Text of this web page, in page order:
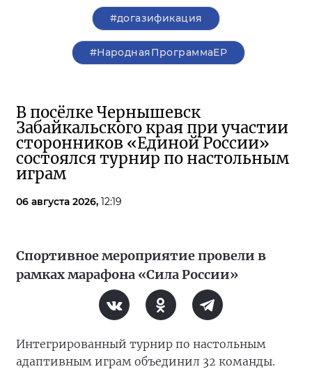
#догазификация
#НароднаяПрограммаЕР
В посёлке Чернышевск
Забайкальского края при участии
сторонников «Единой России»
состоялся турнир по настольным
играм
06 августа 2026, 12:19
Спортивное мероприятие провели в
рамках марафона «Сила России»
Интегрированный турнир по настольным
адаптивным играм объединил 32 команды.